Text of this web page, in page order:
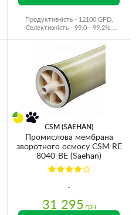
Продуктивність - 12100 GPD,
Селективність - 99,0 - 99,2%,
CSM (SAEHAN)
Промислова мембрана
зворотного осмосу CSM RE
8040-BE (Saehan)
31 295 грн